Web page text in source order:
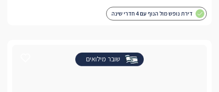
דירת נופש מול הנוף עם 4 חדרי שינה
שובר מילואים